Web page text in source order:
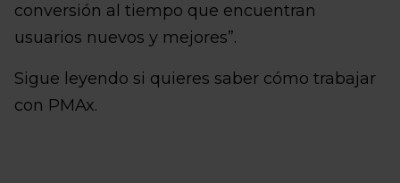
conversión al tiempo que encuentran
usuarios nuevos y mejores”.
Sigue leyendo si quieres saber cómo trabajar
con PMAx.